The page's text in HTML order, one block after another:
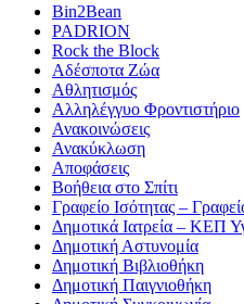
Bin2Bean
PADRION
Rock the Block
Αδέσποτα Ζώα
Αθλητισμός
Αλληλέγγυο Φροντιστήριο
Ανακοινώσεις
Ανακύκλωση
Αποφάσεις
Βοήθεια στο Σπίτι
Γραφείο Ισότητας –
Δημοτικά Ιατρεία – ΚΕΠ
Δημοτική Αστυνομία
Δημοτική Βιβλιοθήκη
Δημοτική Παιγνιοθήκη